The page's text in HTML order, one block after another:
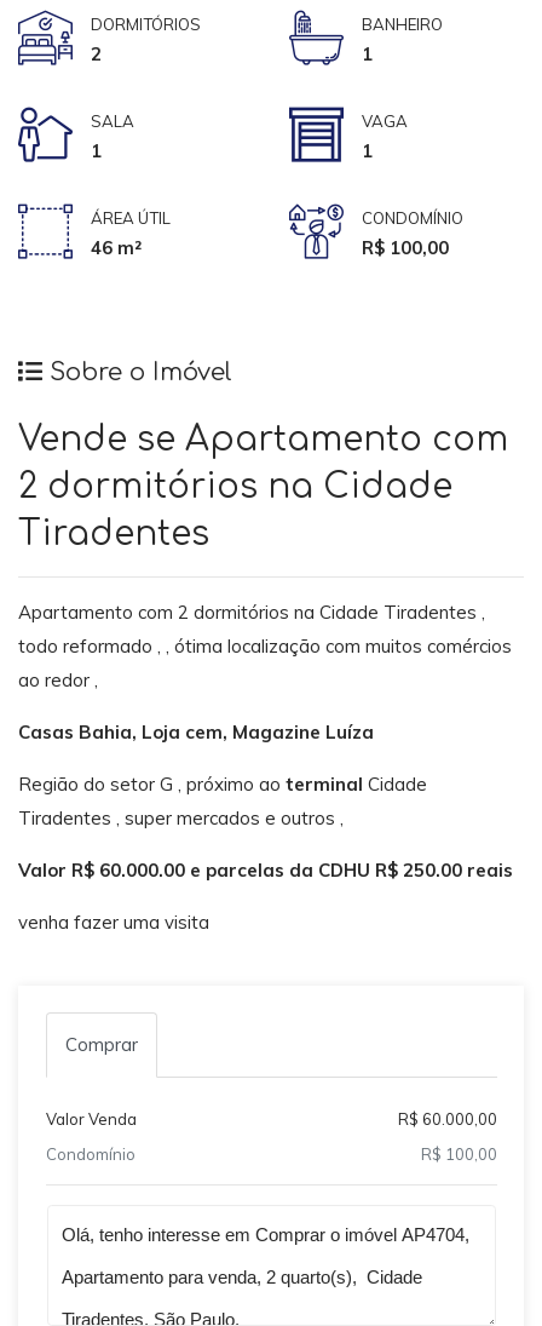
DORMITÓRIOS
2
BANHEIRO
1
SALA
1
VAGA
1
ÁREA ÚTIL
46 m²
CONDOMÍNIO
R$ 100,00
Sobre o Imóvel
Vende se Apartamento com
2 dormitórios na Cidade
Tiradentes
Apartamento com 2 dormitórios na Cidade Tiradentes ,
todo reformado , , ótima localização com muitos comércios
ao redor ,
Casas Bahia, Loja cem, Magazine Luíza
Região do setor G , próximo ao terminal Cidade
Tiradentes , super mercados e outros ,
Valor R$ 60.000.00 e parcelas da CDHU R$ 250.00 reais
venha fazer uma visita
Comprar
Valor Venda
R$ 60.000,00
Condomínio
R$ 100,00